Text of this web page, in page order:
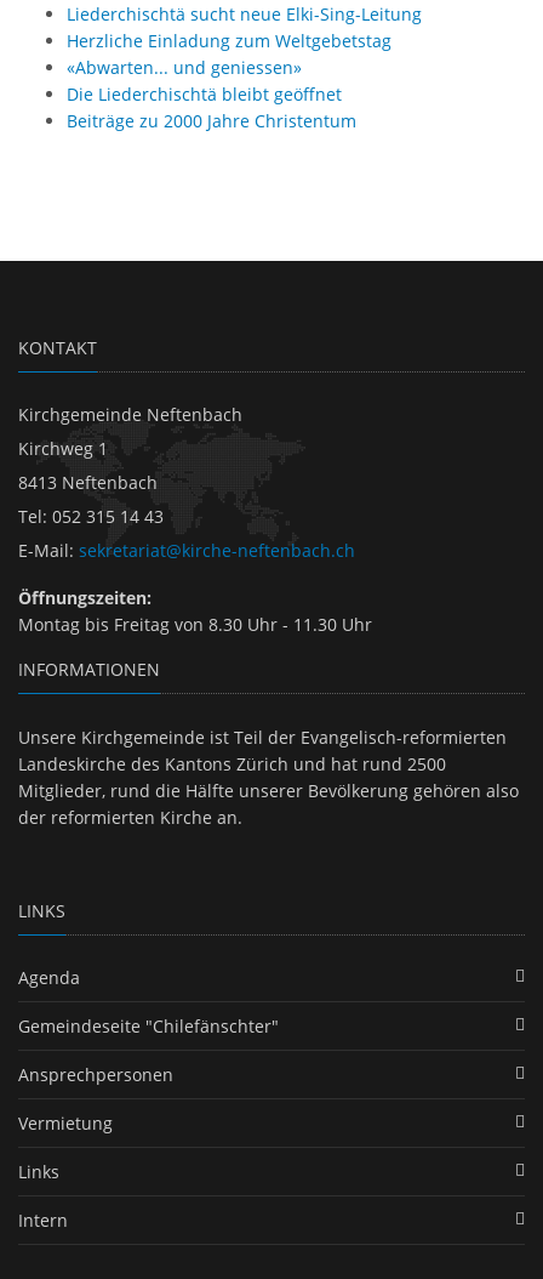
Liederchischtä sucht neue Elki-Sing-Leitung
Herzliche Einladung zum Weltgebetstag
«Abwarten... und geniessen»
Die Liederchischtä bleibt geöffnet
Beiträge zu 2000 Jahre Christentum
KONTAKT
Kirchgemeinde Neftenbach
Kirchweg 1
8413 Neftenbach
Tel: 052 315 14 43
E-Mail: sekretariat@kirche-neftenbach.ch
Öffnungszeiten:
Montag bis Freitag von 8.30 Uhr - 11.30 Uhr
INFORMATIONEN
Unsere Kirchgemeinde ist Teil der Evangelisch-reformierten
Landeskirche des Kantons Zürich und hat rund 2500
Mitglieder, rund die Hälfte unserer Bevölkerung gehören also
der reformierten Kirche an.
LINKS
Agenda
Gemeindeseite "Chilefänschter"
Ansprechpersonen
Vermietung
Links
Intern